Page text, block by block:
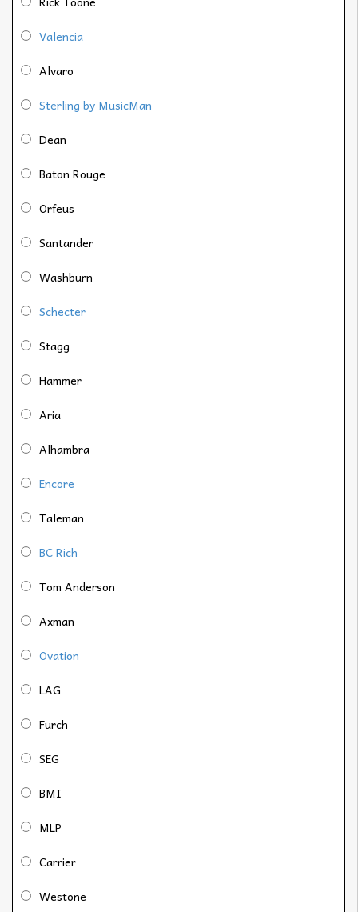
Valencia
Alvaro
Sterling by MusicMan
Dean
Baton Rouge
Orfeus
Santander
Washburn
Schecter
Stagg
Hammer
Aria
Alhambra
Encore
Taleman
BC Rich
Tom Anderson
Axman
Ovation
LAG
Furch
SEG
BMI
MLP
Carrier
Westone